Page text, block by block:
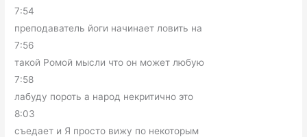
7:54
преподаватель йоги начинает ловить на
7:56
такой Ромой мысли что он может любую
7:58
лабуду пороть а народ некритично это
8:03
съедает и Я просто вижу по некоторым